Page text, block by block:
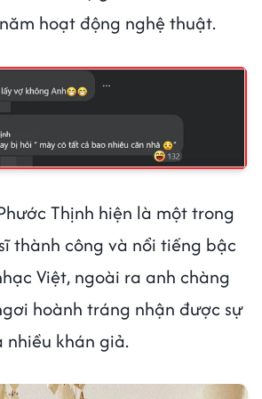
hoạt động nghệ thuật.
Thịnh hiện là một trong
thành công và nổi tiếng bậc
Việt, ngoài ra anh chàng
hoành tráng nhận được sự
nhiều khán giả.